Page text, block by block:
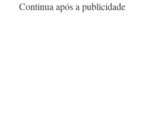
Continua após a publicidade